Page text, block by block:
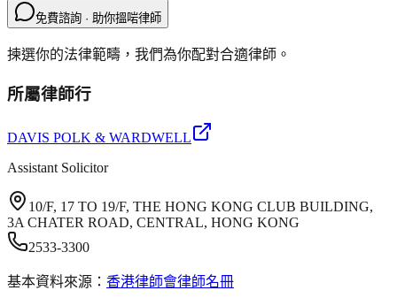
免費諮詢 · 助你搵啱律師
揀選你的法律範疇，我們為你配對合適律師。
所屬律師行
DAVIS POLK & WARDWELL
Assistant Solicitor
10/F, 17 TO 19/F, THE HONG KONG CLUB BUILDING,
3A CHATER ROAD, CENTRAL, HONG KONG
2533-3300
基本資料來源： 香港律師會律師名冊